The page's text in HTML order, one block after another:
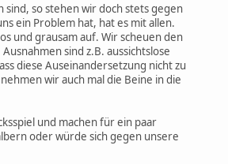
so stehen wir doch stets gegen
ein Problem hat, hat es mit allen.
und grausam auf. Wir scheuen den
sind z.B. aussichtslose
diese Auseinandersetzung nicht zu
wir auch mal die Beine in die
und machen für ein paar
oder würde sich gegen unsere